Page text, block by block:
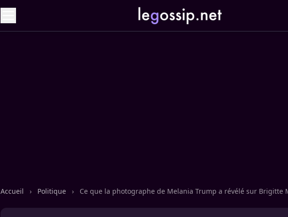
Accueil › Politique › Ce que la photographe de Melania Trump a révélé sur Brigitte